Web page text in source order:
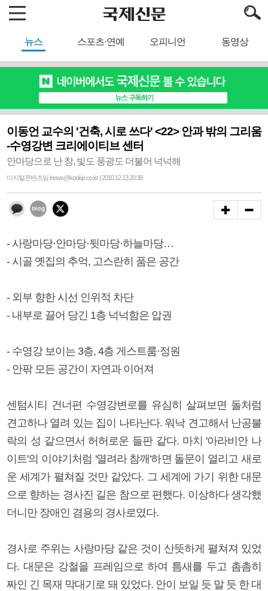
뉴스 스포츠·연예 오피니언 동영상
이동언 교수의 '건축, 시로 쓰다' <22> 안과 밖의 그리움
-수영강변 크리에이티브 센터
안마당으로 난 창, 빛도 풍광도 더불어 넉넉해
디지털콘텐츠팀 inews@kookje.co.kr | 2010.12.13 20:38
- 사랑마당·안마당·뒷마당·하늘마당…
- 시골 옛집의 추억, 고스란히 품은 공간
- 외부 향한 시선 인위적 차단
- 내부로 끌어 당긴 1층 넉넉함은 압권
- 수영강 보이는 3층, 4층 게스트룸·정원
- 안팎 모든 공간이 자연과 이어져
센텀시티 건너편 수영강변로를 유심히 살펴보면 돌처럼
견고하나 열려 있는 집이 나타난다. 워낙 견고해서 난공불
락의 성 같으면서 허허로운 들판 같다. 마치 '아라비안 나
이트'의 이야기처럼 '열려라 참깨'하면 돌문이 열리고 새로
운 세계가 펼쳐질 것만 같았다. 그 세계에 가기 위한 대문
으로 향하는 경사진 길은 참으로 편했다. 이상하다 생각했
더니만 장애인 겸용의 경사로였다.
경사로 주위는 사랑마당 같은 것이 산뜻하게 펼쳐져 있었
다. 대문은 강철을 프레임으로 하여 틈새를 두고 촘촘히
짜인 긴 목재 막대기로 돼 있었다. 안이 보일 듯 말 듯 한 대